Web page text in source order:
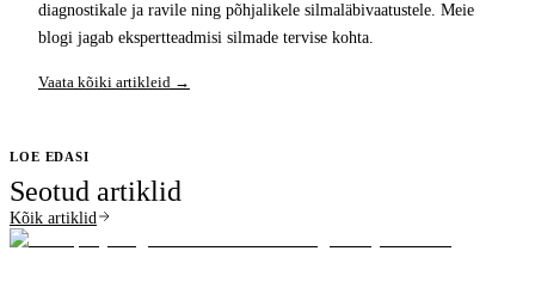
diagnostikale ja ravile ning põhjalikele silmaläbivaatustele. Meie
blogi jagab ekspertteadmisi silmade tervise kohta.
Vaata kõiki artikleid →
LOE EDASI
Seotud artiklid
Kõik artiklid